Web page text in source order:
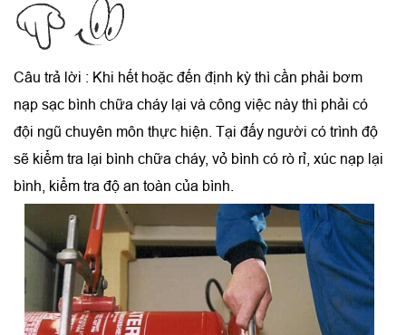
Câu trả lời : Khi hết hoặc đến định kỳ thì cần phải bơm
nạp sạc bình chữa cháy lại và công việc này thì phải có
đội ngũ chuyên môn thực hiện. Tại đấy người có trình độ
sẽ kiểm tra lại bình chữa cháy, vỏ bình có rò rỉ, xúc nạp lại
bình, kiểm tra độ an toàn của bình.